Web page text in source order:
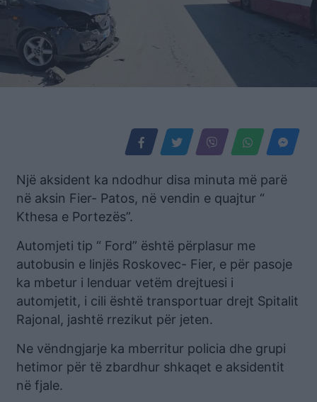
Një aksident ka ndodhur disa minuta më parë
në aksin Fier- Patos, në vendin e quajtur “
Kthesa e Portezës”.
Automjeti tip “ Ford” është përplasur me
autobusin e linjës Roskovec- Fier, e për pasoje
ka mbetur i lenduar vetëm drejtuesi i
automjetit, i cili është transportuar drejt Spitalit
Rajonal, jashtë rrezikut për jeten.
Ne vëndngjarje ka mberritur policia dhe grupi
hetimor për të zbardhur shkaqet e aksidentit
në fjale.